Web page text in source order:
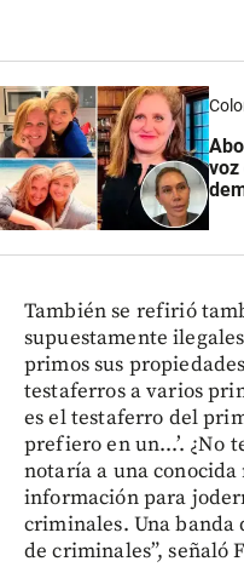
voz
También se refirió
supuestamente
primos sus
testaferros a varios
es el testaferro del
prefiero en un...’. ¿No
notaría a una
información para
criminales. Una banda
de criminales”, señaló